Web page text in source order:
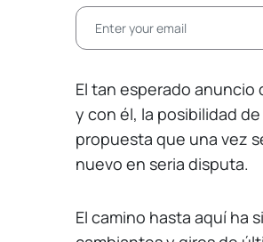
El tan esperado anuncio
y con él, la posibilidad
propuesta que una vez
nuevo en seria disputa.
El camino hasta aquí ha